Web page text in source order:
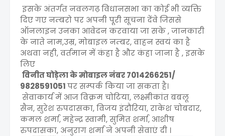
इसके अंतर्गत नवलगढ़ विधानसभा का कोई भी व्यक्ति
दिए गए नम्बरो पर अपनी पूरी सूचना देंवे जिससे
ऑनलाइन उनका आवेदन करवाया जा सके , जानकारी
के नाते नाम,उम्र, मोबाइल नम्बर, वाहन स्वयं का है
अथवा नही, वर्तमान में कंहा है और कंहा जाना है , इसके
लिए
विनीत घोड़ेला के मोबाइल नंबर 7014266251/
9828591051पर सम्पर्क किया जा सकता है।
सेवाकार्य में आज विक्रम चोटिया, लक्ष्मीकांत बबलू
सैन, सुरेश रुपदासका, विजय इंदौरिया, राकेश चोबदार,
कमल शर्मा, महेन्द्र स्वामी, सुमित शर्मा, आशीष
रुपदासका, अनुराग शर्मा ने अपनी सेवाएं दी ।